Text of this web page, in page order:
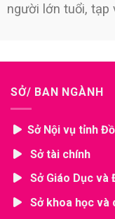
người lớn tuổi, tạp
SỞ/ BAN NGÀNH
Sở Nội vụ tỉnh
Sở tài chính
Sở Giáo Dục và
Sở khoa học và